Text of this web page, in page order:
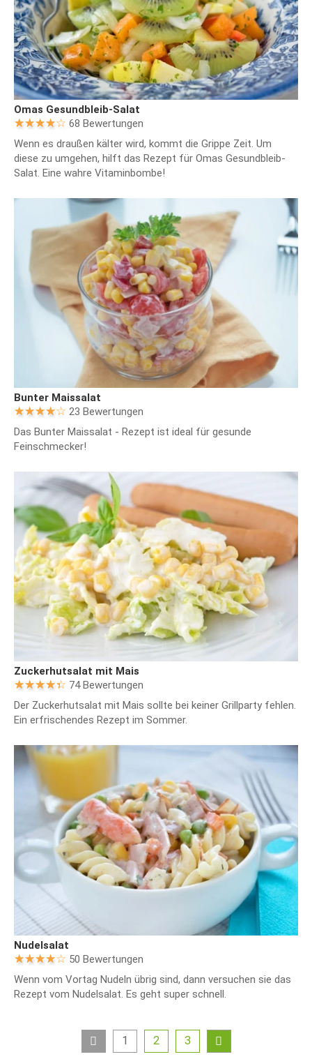
Omas Gesundbleib-Salat
68 Bewertungen
Wenn es draußen kälter wird, kommt die Grippe Zeit. Um
diese zu umgehen, hilft das Rezept für Omas Gesundbleib-
Salat. Eine wahre Vitaminbombe!
Bunter Maissalat
23 Bewertungen
Das Bunter Maissalat - Rezept ist ideal für gesunde
Feinschmecker!
Zuckerhutsalat mit Mais
74 Bewertungen
Der Zuckerhutsalat mit Mais sollte bei keiner Grillparty fehlen.
Ein erfrischendes Rezept im Sommer.
Nudelsalat
50 Bewertungen
Wenn vom Vortag Nudeln übrig sind, dann versuchen sie das
Rezept vom Nudelsalat. Es geht super schnell.
1 2 3